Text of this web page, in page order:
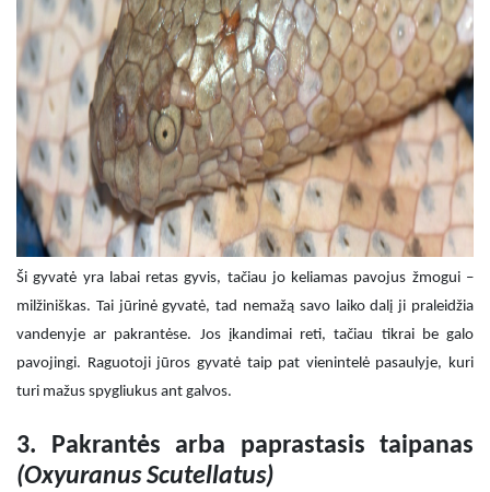
Ši gyvatė yra labai retas gyvis, tačiau jo keliamas pavojus žmogui –
milžiniškas. Tai jūrinė gyvatė, tad nemažą savo laiko dalį ji praleidžia
vandenyje ar pakrantėse. Jos įkandimai reti, tačiau tikrai be galo
pavojingi. Raguotoji jūros gyvatė taip pat vienintelė pasaulyje, kuri
turi mažus spygliukus ant galvos.
3. Pakrantės arba paprastasis taipanas
(Oxyuranus Scutellatus)